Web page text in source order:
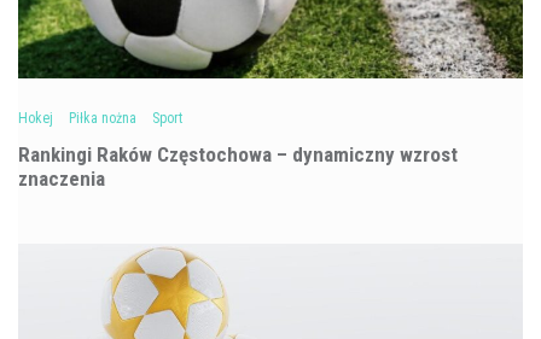
Hokej Piłka nożna Sport
Rankingi Raków Częstochowa – dynamiczny wzrost
znaczenia